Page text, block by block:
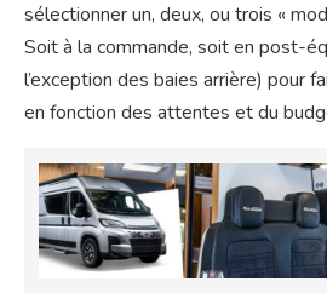
sélectionner un, deux, ou trois «
Soit à la commande, soit en post-
l’exception des baies arrière) pour
en fonction des attentes et du